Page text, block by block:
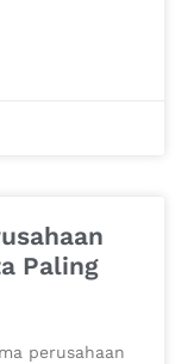
Paling
perusahaan